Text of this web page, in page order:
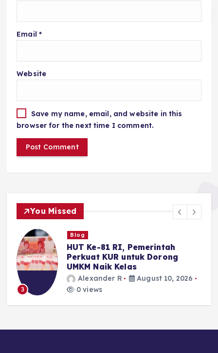
Email *
Website
Save my name, email, and website in this
browser for the next time I comment.
You Missed
3
Blog
HUT Ke-81 RI, Pemerintah
Perkuat KUR untuk Dorong
UMKM Naik Kelas
Alexander R
August 10, 2026
0 views